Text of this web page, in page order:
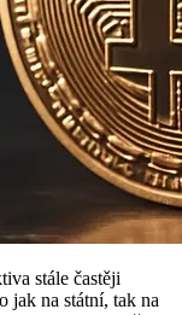
stále častěji
jak na státní, tak na